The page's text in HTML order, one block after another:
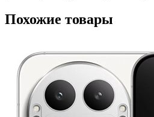
Похожие товары